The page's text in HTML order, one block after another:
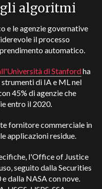
gli algoritmi
e le agenzie governative
il processo
automatico.
di Stanfordha
di IA e ML nel
45% di agenzie che
entro il 2020.
fornitore commerciale in
applicazioni residue.
l'Office of Justice
seguito dalla Securities
dalla NASA con nove.